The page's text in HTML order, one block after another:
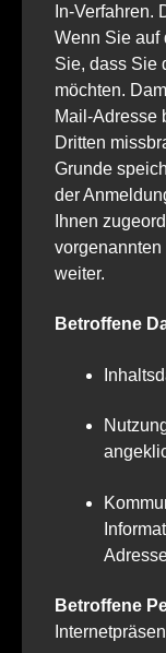
In-Verfahren.
Wenn Sie auf
Sie, dass Sie
möchten.
Mail-Adresse
Dritten
Grunde
der
Ihnen
weiter.
Betroffene
Betroffene